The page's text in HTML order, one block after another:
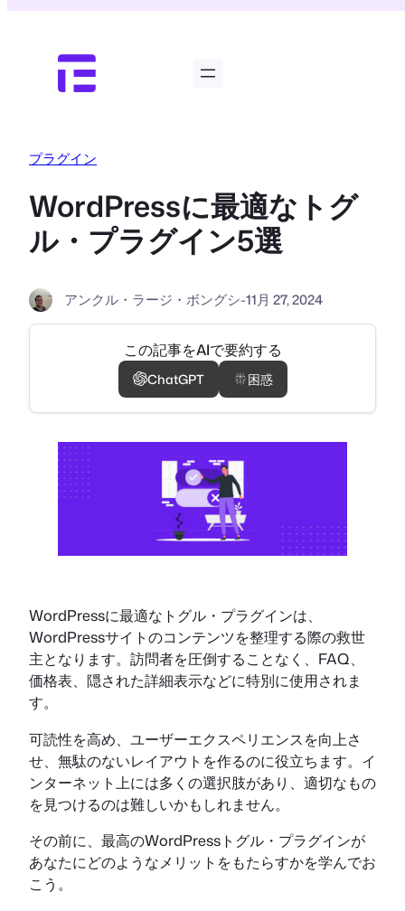
プラグイン
WordPressに最適なトグ
ル・プラグイン5選
アンクル・ラージ・ボングシ-11月 27, 2024
この記事をAIで要約する
ChatGPT 困惑
WordPressに最適なトグル・プラグインは、
WordPressサイトのコンテンツを整理する際の救世
主となります。訪問者を圧倒することなく、FAQ、
価格表、隠された詳細表示などに特別に使用されま
す。
可読性を高め、ユーザーエクスペリエンスを向上さ
せ、無駄のないレイアウトを作るのに役立ちます。イ
ンターネット上には多くの選択肢があり、適切なもの
を見つけるのは難しいかもしれません。
その前に、最高のWordPressトグル・プラグインが
あなたにどのようなメリットをもたらすかを学んでお
こう。